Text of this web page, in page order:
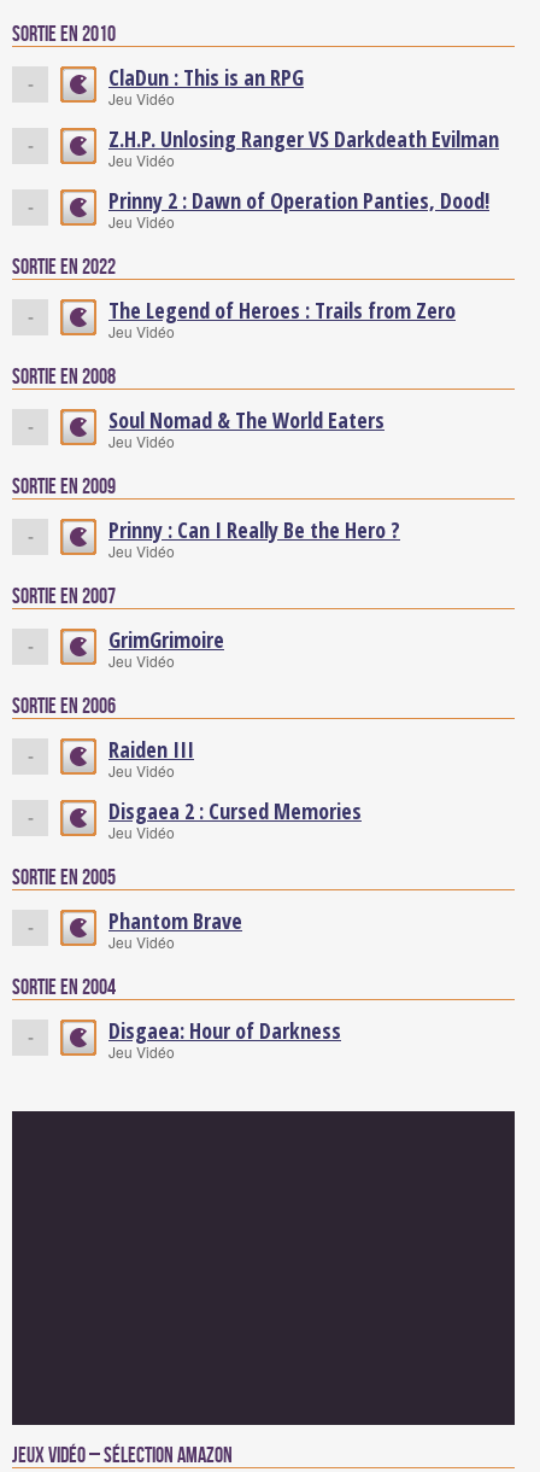
Sortie en 2010
- ClaDun : This is an RPG
Jeu Vidéo
- Z.H.P. Unlosing Ranger VS Darkdeath Evilman
Jeu Vidéo
- Prinny 2 : Dawn of Operation Panties, Dood!
Jeu Vidéo
Sortie en 2022
- The Legend of Heroes : Trails from Zero
Jeu Vidéo
Sortie en 2008
- Soul Nomad & The World Eaters
Jeu Vidéo
Sortie en 2009
- Prinny : Can I Really Be the Hero ?
Jeu Vidéo
Sortie en 2007
- GrimGrimoire
Jeu Vidéo
Sortie en 2006
- Raiden III
Jeu Vidéo
- Disgaea 2 : Cursed Memories
Jeu Vidéo
Sortie en 2005
- Phantom Brave
Jeu Vidéo
Sortie en 2004
- Disgaea: Hour of Darkness
Jeu Vidéo
Jeux vidéo – Sélection Amazon